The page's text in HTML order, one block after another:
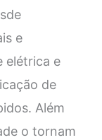
e
elétrica e
de
Além
o tornam